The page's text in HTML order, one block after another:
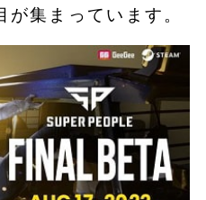
集まっています。